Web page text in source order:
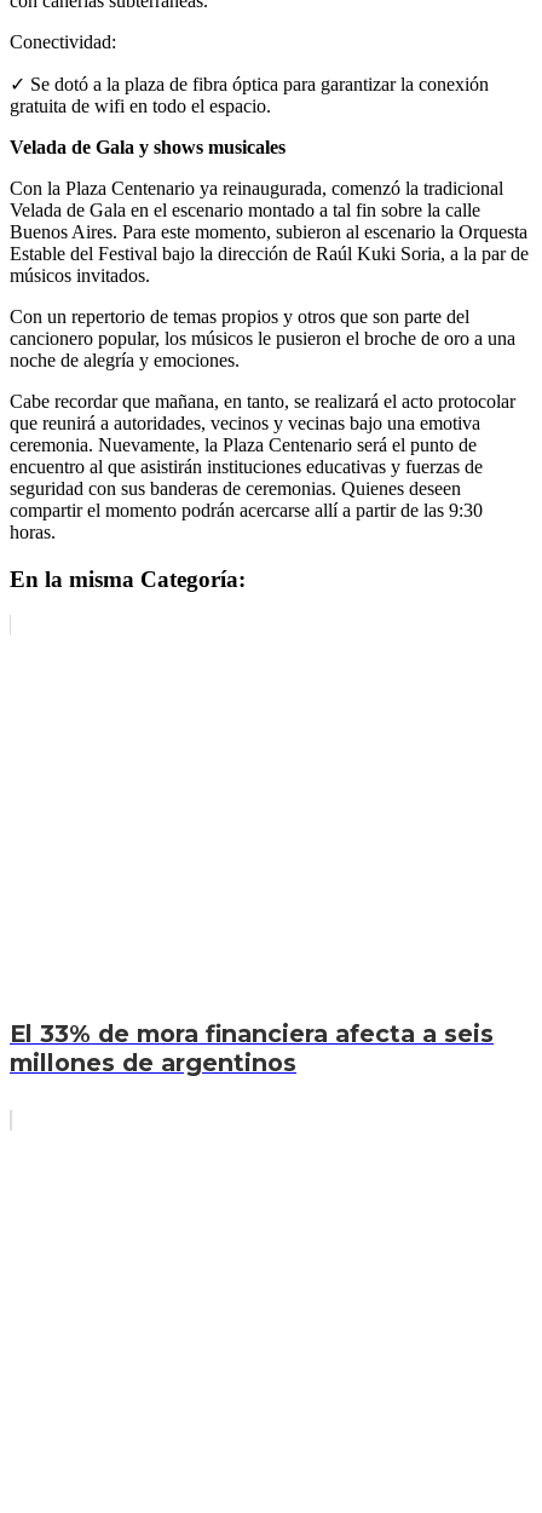
Conectividad:
✓ Se dotó a la plaza de fibra óptica para garantizar la conexión
gratuita de wifi en todo el espacio.
Velada de Gala y shows musicales
Con la Plaza Centenario ya reinaugurada, comenzó la tradicional
Velada de Gala en el escenario montado a tal fin sobre la calle
Buenos Aires. Para este momento, subieron al escenario la Orquesta
Estable del Festival bajo la dirección de Raúl Kuki Soria, a la par de
músicos invitados.
Con un repertorio de temas propios y otros que son parte del
cancionero popular, los músicos le pusieron el broche de oro a una
noche de alegría y emociones.
Cabe recordar que mañana, en tanto, se realizará el acto protocolar
que reunirá a autoridades, vecinos y vecinas bajo una emotiva
ceremonia. Nuevamente, la Plaza Centenario será el punto de
encuentro al que asistirán instituciones educativas y fuerzas de
seguridad con sus banderas de ceremonias. Quienes deseen
compartir el momento podrán acercarse allí a partir de las 9:30
horas.
En la misma Categoría:
El 33% de mora financiera afecta a seis
millones de argentinos